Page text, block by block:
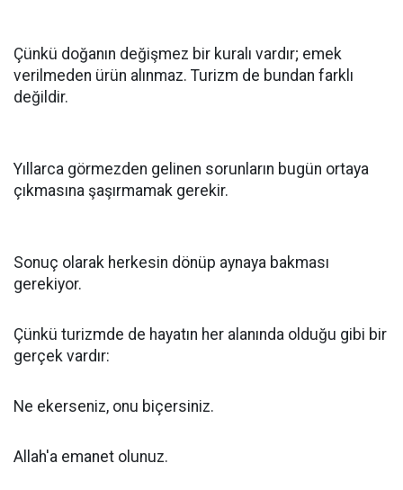
Çünkü doğanın değişmez bir kuralı vardır; emek
verilmeden ürün alınmaz. Turizm de bundan farklı
değildir.
Yıllarca görmezden gelinen sorunların bugün ortaya
çıkmasına şaşırmamak gerekir.
Sonuç olarak herkesin dönüp aynaya bakması
gerekiyor.
Çünkü turizmde de hayatın her alanında olduğu gibi bir
gerçek vardır:
Ne ekerseniz, onu biçersiniz.
Allah'a emanet olunuz.